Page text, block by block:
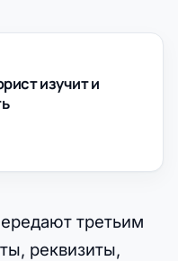
изучит и
третьим
реквизиты,